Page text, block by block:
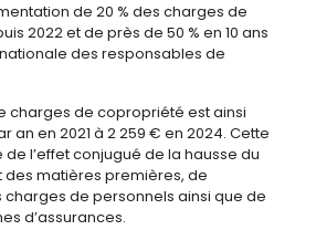
de 20 % des charges de
2022 et de près de 50 % en 10 ans
des responsables de
charges de copropriété est ainsi
an en 2021 à 2 259 € en 2024. Cette
l’effet conjugué de la hausse du
des matières premières, de
charges de personnels ainsi que de
d’assurances.